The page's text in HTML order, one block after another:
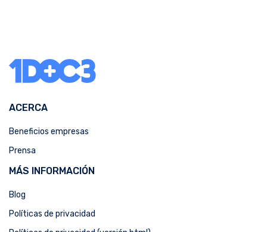
ACERCA
Beneficios empresas
Prensa
MÁS INFORMACIÓN
Blog
Políticas de privacidad